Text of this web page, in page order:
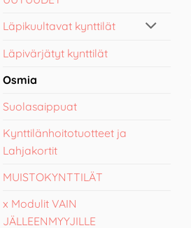
Läpikuultavat kynttilät
Läpivärjätyt kynttilät
Osmia
Suolasaippuat
Kynttilänhoitotuotteet ja
Lahjakortit
MUISTOKYNTTILÄT
x Modulit VAIN
JÄLLEENMYYJILLE